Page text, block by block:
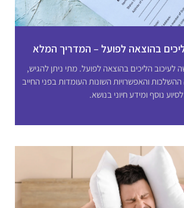
בהוצאה לפועל – המדריך המלא
הליכים בהוצאה לפועל. מתי ניתן להגיש,
והאפשרויות השונות העומדות בפני החייב
נוסף ומידע חיוני בנושא.